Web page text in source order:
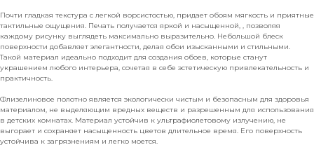
Почти гладкая текстура с легкой ворсистостью, придает обоям мягкость и приятные
тактильные ощущения. Печать получается яркой и насыщенной, , позволяя
каждому рисунку выглядеть максимально выразительно. Небольшой блеск
поверхности добавляет элегантности, делая обои изысканными и стильными.
Такой материал идеально подходит для создания обоев, которые станут
украшением любого интерьера, сочетая в себе эстетическую привлекательность и
практичность.
Флизелиновое полотно является экологически чистым и безопасным для здоровья
материалом, не выделяющим вредных веществ и разрешенным для использования
в детских комнатах. Материал устойчив к ультрафиолетовому излучению, не
выгорает и сохраняет насыщенность цветов длительное время. Его поверхность
устойчива к загрязнениям и легко моется.